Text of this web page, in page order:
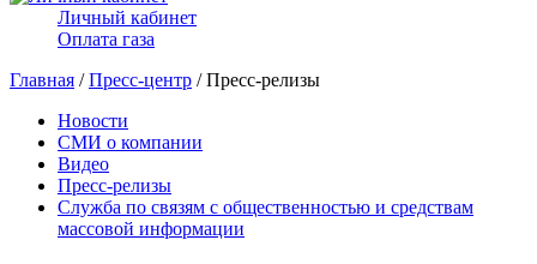
Личный кабинет
Оплата газа
Главная /Пресс-центр / Пресс-релизы
Новости
СМИ о компании
Видео
Пресс-релизы
Служба по связям с общественностью и средствам
массовой информации